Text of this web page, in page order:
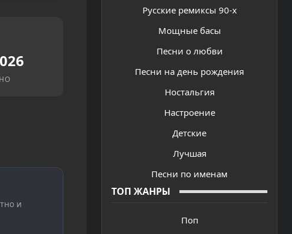
Русские ремиксы 90-х
Мощные басы
Песни о любви
Песни на день рождения
Ностальгия
Настроение
Детские
Лучшая
Песни по именам
ТОП ЖАНРЫ
Поп
и